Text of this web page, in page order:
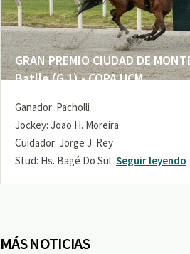
GRAN PREMIO CIUDAD DE
Batlle (G 1) - COPA UCM
Ganador: Pacholli
Jockey: Joao H. Moreira
Cuidador: Jorge J. Rey
Stud: Hs. Bagé Do Sul Seguir leyendo
MÁS NOTICIAS